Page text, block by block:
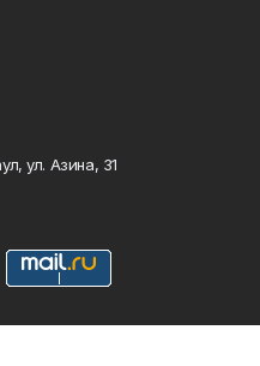
ул. Азина, 31